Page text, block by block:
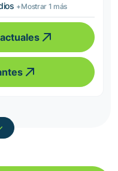
+Mostrar 1 más